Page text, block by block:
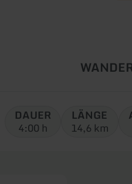
Art
Tour:
DAUER
4:00 h
LÄNGE
14,6 km